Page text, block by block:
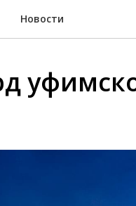
Новости